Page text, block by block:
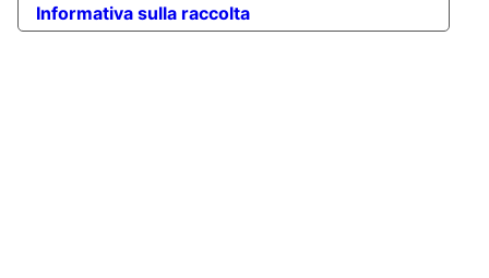
Informativa sulla raccolta